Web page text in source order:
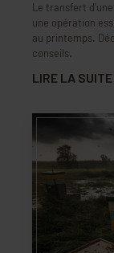
Le transfert
une opération
au printemps.
conseils.
LIRE LA SUITE